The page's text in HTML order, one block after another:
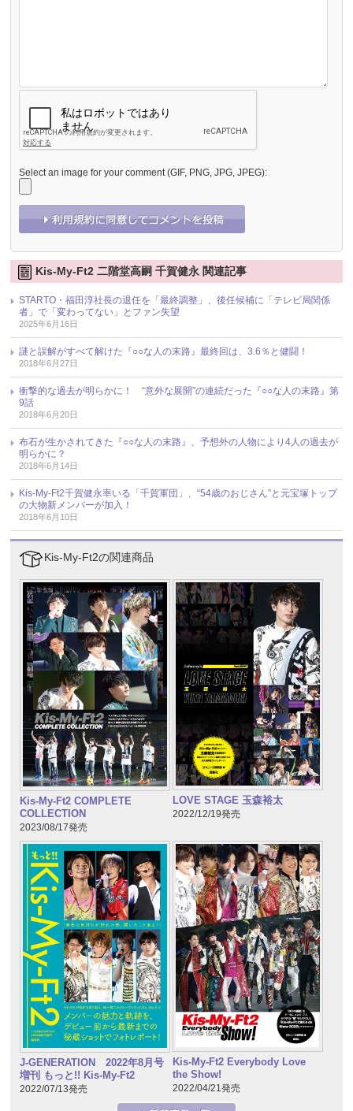
Select an image for your comment (GIF, PNG, JPG, JPEG):
Kis-My-Ft2 二階堂高嗣 千賀健永 関連記事
STARTO・福田淳社長の退任を「最終調整」、後任候補に「テレビ局関係
者」で「変わってない」とファン失望
2025年6月16日
謎と誤解がすべて解けた『○○な人の末路』最終回は、3.6％と健闘！
2018年6月27日
衝撃的な過去が明らかに！ “意外な展開”の連続だった『○○な人の末路』第
9話
2018年6月20日
布石が生かされてきた『○○な人の末路』、予想外の人物により4人の過去が
明らかに？
2018年6月14日
Kis-My-Ft2千賀健永率いる「千賀軍団」、“54歳のおじさん”と元宝塚トップ
の大物新メンバーが加入！
2018年6月10日
Kis-My-Ft2の関連商品
Kis-My-Ft2 COMPLETE
COLLECTION
2023/08/17発売
LOVE STAGE 玉森裕太
2022/12/19発売
J-GENERATION 2022年8月号
増刊 もっと!! Kis-My-Ft2
2022/07/13発売
Kis-My-Ft2 Everybody Love
the Show!
2022/04/21発売